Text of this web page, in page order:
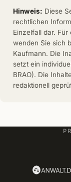
Hinweis: Diese
rechtlichen
Einzelfall dar.
wenden Sie sich
Kaufmann. Die
setzt ein
BRAO). Die
redaktionell